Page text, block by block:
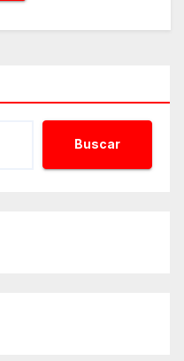
Buscar